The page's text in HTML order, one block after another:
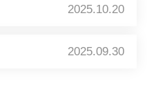
2025.10.20
2025.09.30